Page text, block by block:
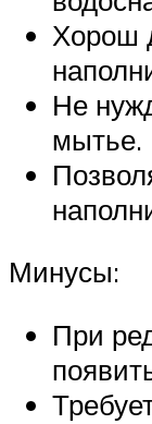
Хорош
Не
мытье.
Минусы:
При